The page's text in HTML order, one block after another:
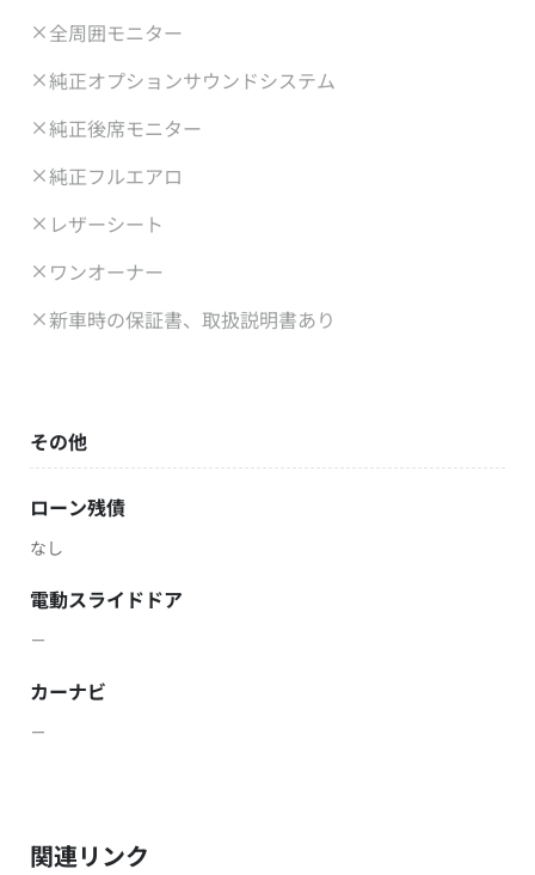
全周囲モニター
純正オプションサウンドシステム
純正後席モニター
純正フルエアロ
レザーシート
ワンオーナー
新車時の保証書、取扱説明書あり
その他
ローン残債
なし
電動スライドドア
－
カーナビ
－
関連リンク